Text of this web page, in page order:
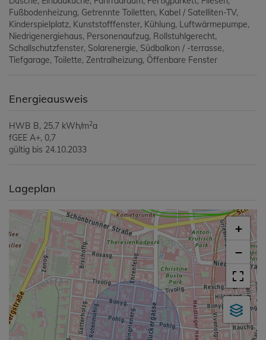
Fußbodenheizung Getrennte Toiletten Kabel / Satelliten-TV
Kinderspielplatz Kunststofffenster Kühlung Luftwärmepumpe
Niedrigenergiehaus Personenaufzug Rollstuhlgerecht
Schallschutzfenster Solarenergie Südbalkon / -terrasse
Tiefgarage Toilette Zentralheizung Öffenbare Fenster
Energieausweis
HWB B, 25.7 kWh/m2a
fGEE A+, 0,7
gültig bis 24.10.2033
Lageplan
+
−